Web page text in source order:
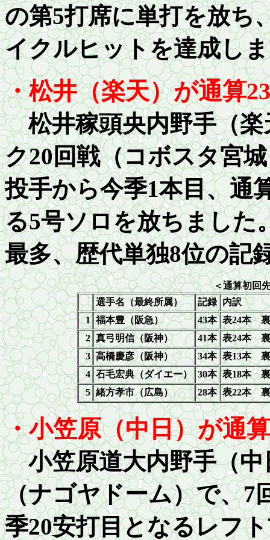
の第5打席に単打を放ち
イクルヒットを達成し
・松井（楽天）が通算2
松井稼頭央内野手（楽
ク20回戦（コボスタ宮
投手から今季1本目、通
る5号ソロを放ちました
最多、歴代単独8位の記
＜通算初回
選手名（最終所属）
記録 内訳
1 福本豊（阪急） 43本 表24本 裏
2 真弓明信（阪神） 41本 表24本 裏
3 高橋慶彦（阪神） 34本 表13本 裏
4 石毛宏典（ダイエー） 30本 表18本 裏
5 緒方孝市（広島） 28本 表22本 裏
・小笠原（中日）が通算
小笠原道大内野手（中
（ナゴヤドーム）で、7
季20安打目となるレフ